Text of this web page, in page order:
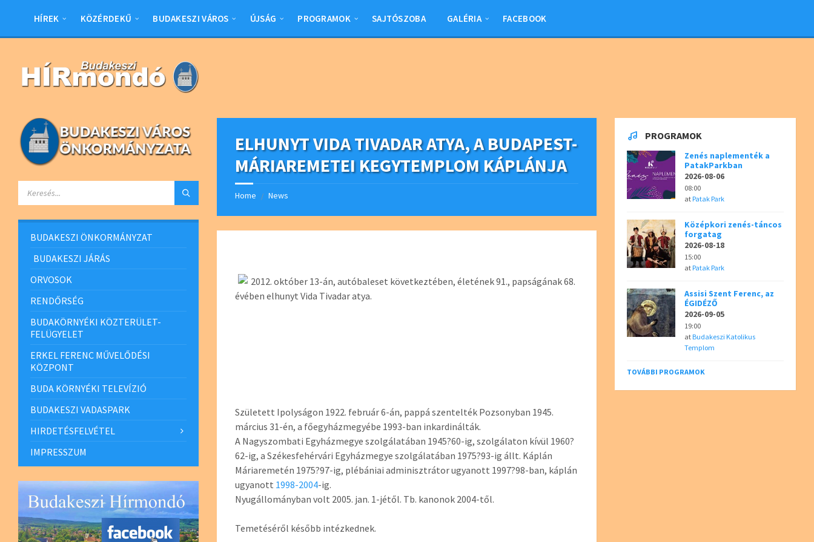
sidebar
sidebar
HÍREK KÖZÉRDEKŰ BUDAKESZI VÁROS ÚJSÁG PROGRAMOK SAJTÓSZOBA GALÉRIA FACEBOOK
ELHUNYT VIDA TIVADAR ATYA, A BUDAPEST-
MÁRIAREMETEI KEGYTEMPLOM KÁPLÁNJA
Home / News
2012. október 13-án, autóbaleset következtében, életének 91., papságának 68.
évében elhunyt Vida Tivadar atya.
Született Ipolyságon 1922. február 6-án, pappá szentelték Pozsonyban 1945.
március 31-én, a főegyházmegyébe 1993-ban inkardinálták.
A Nagyszombati Egyházmegye szolgálatában 1945?60-ig, szolgálaton kívül 1960?
62-ig, a Székesfehérvári Egyházmegye szolgálatában 1975?93-ig állt. Káplán
Máriaremetén 1975?97-ig, plébániai adminisztrátor ugyanott 1997?98-ban, káplán
ugyanott 1998-2004-ig.
Nyugállományban volt 2005. jan. 1-jétől. Tb. kanonok 2004-től.
Temetéséről később intézkednek.
BUDAKESZI ÖNKORMÁNYZAT
BUDAKESZI JÁRÁS
ORVOSOK
RENDŐRSÉG
BUDAKÖRNYÉKI KÖZTERÜLET-
FELÜGYELET
ERKEL FERENC MŰVELŐDÉSI
KÖZPONT
BUDA KÖRNYÉKI TELEVÍZIÓ
BUDAKESZI VADASPARK
HIRDETÉSFELVÉTEL
IMPRESSZUM
PROGRAMOK
Zenés naplementék a
PatakParkban
2026-08-06
08:00
atPatak Park
Középkori zenés-táncos
forgatag
2026-08-18
15:00
atPatak Park
Assisi Szent Ferenc, az
ÉGIDÉZŐ
2026-09-05
19:00
atBudakeszi Katolikus
Templom
TOVÁBBI PROGRAMOK